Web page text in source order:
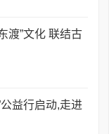
渡”文化 联结古
益行启动,走进